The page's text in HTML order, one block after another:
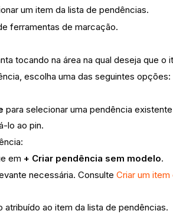
um item da lista de pendências.
ferramentas de marcação.
tocando na área na qual deseja que o
escolha uma das seguintes opções:
para selecionar uma pendência
lo ao pin.
em + Criar pendência sem modelo.
necessária. ConsulteCriar um
atribuído ao item da lista de pendências.